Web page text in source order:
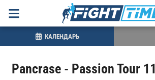
Pancrase - Passion Tour 11
КАЛЕНДАРЬ